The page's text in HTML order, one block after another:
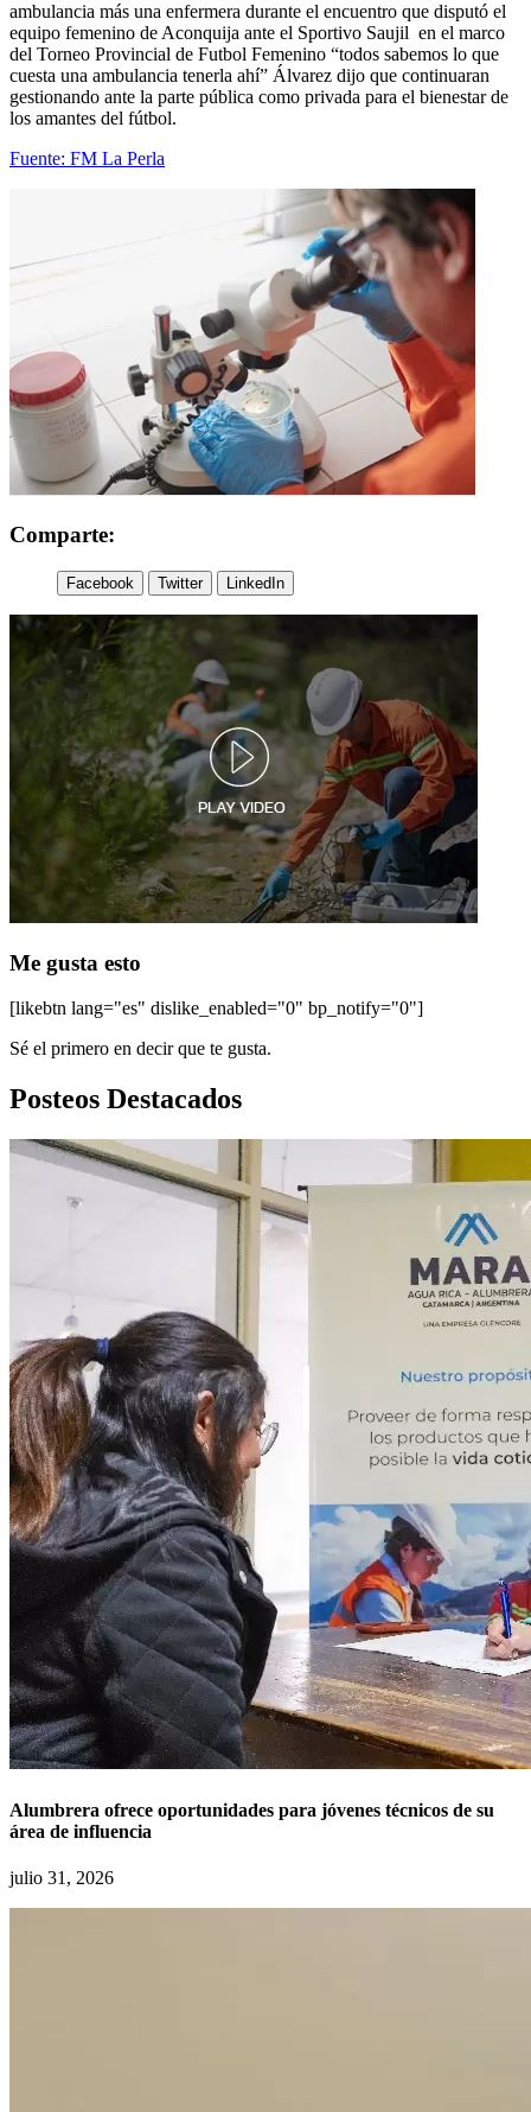
ambulancia más una enfermera durante el encuentro que disputó el
equipo femenino de Aconquija ante el Sportivo Saujil en el marco
del Torneo Provincial de Futbol Femenino “todos sabemos lo que
cuesta una ambulancia tenerla ahí” Álvarez dijo que continuaran
gestionando ante la parte pública como privada para el bienestar de
los amantes del fútbol.
Fuente: FM La Perla
Comparte:
Facebook Twitter LinkedIn
Me gusta esto
[likebtn lang="es" dislike_enabled="0" bp_notify="0"]
Sé el primero en decir que te gusta.
Posteos Destacados
Alumbrera ofrece oportunidades para jóvenes técnicos de su
área de influencia
julio 31, 2026